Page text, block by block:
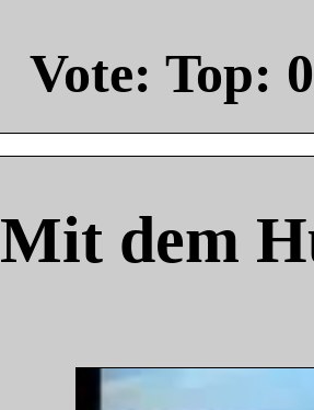
Vote: Top: 0
Mit dem